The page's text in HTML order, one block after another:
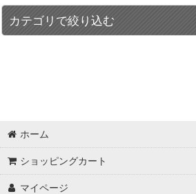
並び順:
カテゴリで絞り込む
キーホルダー
色紙・ポスター・カード
ホーム
ショッピングカート
マイページ